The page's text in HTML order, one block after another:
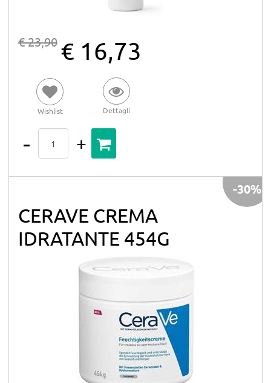
€ 23,90 € 16,73
Wishlist Dettagli
CERAVE CREMA
IDRATANTE 454G
-30%